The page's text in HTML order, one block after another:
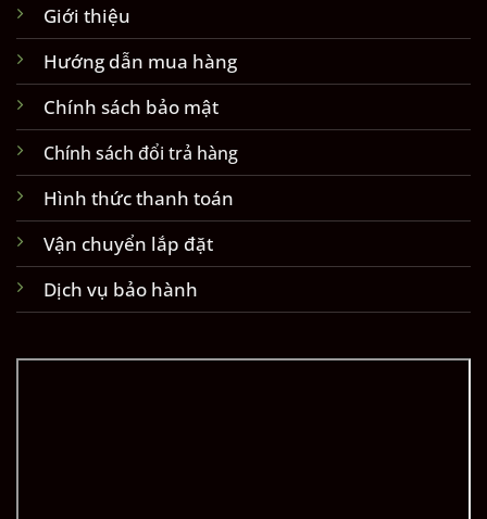
Giới thiệu
Hướng dẫn mua hàng
Chính sách bảo mật
Chính sách đổi trả hàng
Hình thức thanh toán
Vận chuyển lắp đặt
Dịch vụ bảo hành